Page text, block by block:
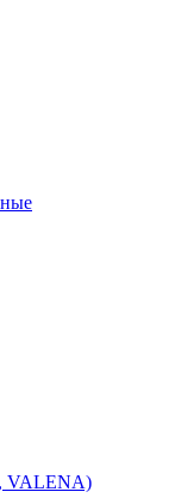
VALENA)